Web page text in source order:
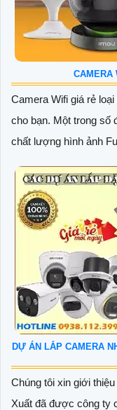
CAMERA
Camera Wifi giá rẻ
cho bạn. Một trong số
chất lượng hình ảnh
DỰ ÁN LẮP CAMERA
Chúng tôi xin giới
Xuất đã được công ty